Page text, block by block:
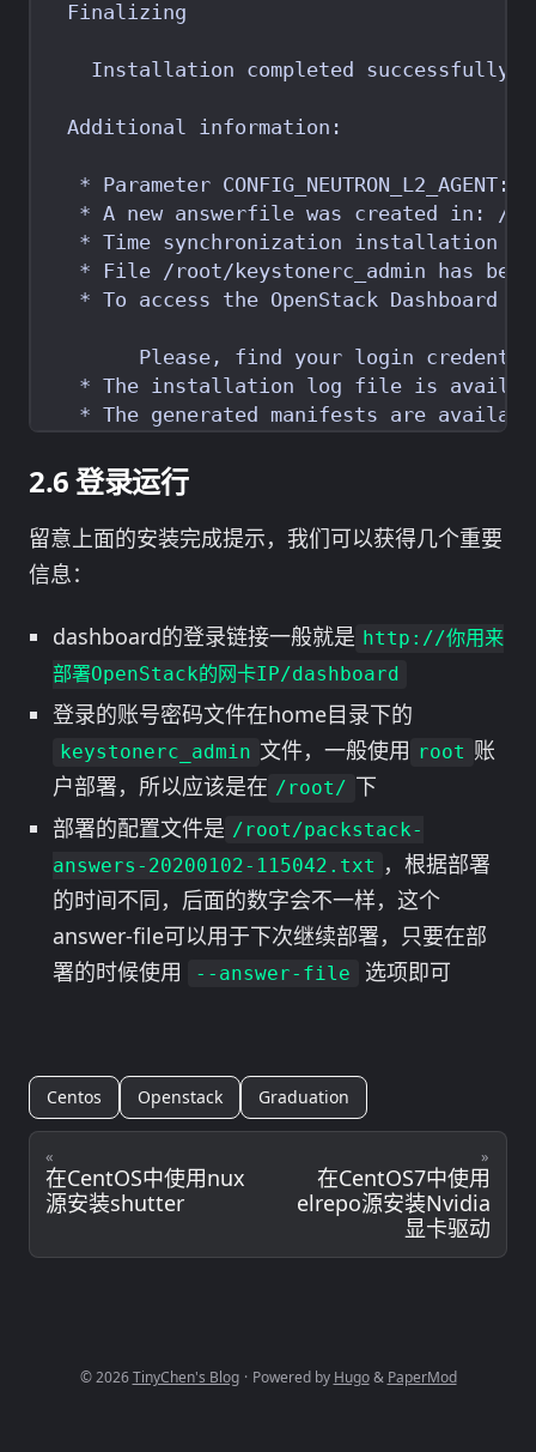
* Parameter CONFIG_NEUTRON_L2_AGENT:
* Time synchronization installation
* File /root/keystonerc_admin has
登录运行
留意上面的安装完成提示，我们可以获得几个重要
信息：
dashboard的登录链接一般就是 http://你用来
部署OpenStack的网卡IP/dashboard
登录的账号密码文件在home目录下的
keystonerc_admin 文件，一般使用 root 账
户部署，所以应该是在 /root/ 下
部署的配置文件是 /root/packstack-
answers-20200102-115042.txt ，根据部署
的时间不同，后面的数字会不一样，这个
answer-file可以用于下次继续部署，只要在部
署的时候使用
--answer-file 选项即可
Centos Openstack Graduation
«
在CentOS中使用nux
源安装shutter
»
在CentOS7中使用
elrepo源安装Nvidia
显卡驱动
© 2026TinyChen's Blog · Powered by Hugo& PaperMod